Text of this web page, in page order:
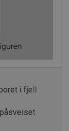
i fjell